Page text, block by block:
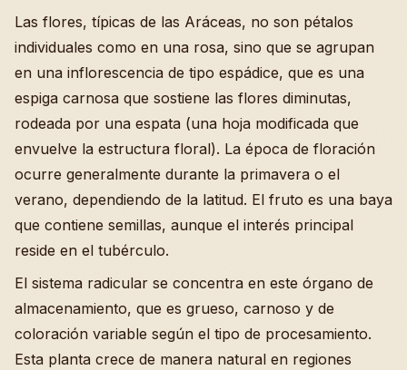
Las flores, típicas de las Aráceas, no son pétalos
individuales como en una rosa, sino que se agrupan
en una inflorescencia de tipo espádice, que es una
espiga carnosa que sostiene las flores diminutas,
rodeada por una espata (una hoja modificada que
envuelve la estructura floral). La época de floración
ocurre generalmente durante la primavera o el
verano, dependiendo de la latitud. El fruto es una baya
que contiene semillas, aunque el interés principal
reside en el tubérculo.
El sistema radicular se concentra en este órgano de
almacenamiento, que es grueso, carnoso y de
coloración variable según el tipo de procesamiento.
Esta planta crece de manera natural en regiones